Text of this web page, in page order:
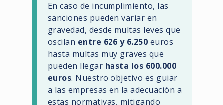
En caso de incumplimiento, las
sanciones pueden variar en
gravedad, desde multas leves que
oscilan entre 626 y 6.250 euros
hasta multas muy graves que
pueden llegar hasta los 600.000
euros. Nuestro objetivo es guiar
a las empresas en la adecuación a
estas normativas, mitigando